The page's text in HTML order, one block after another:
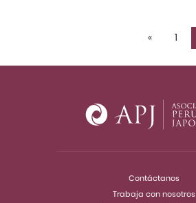
« 1
Contáctanos
Trabaja con nosotros